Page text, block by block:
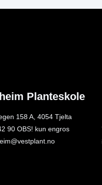
Planteskole
158 A, 4054 Tjelta
90 OBS! kun engros